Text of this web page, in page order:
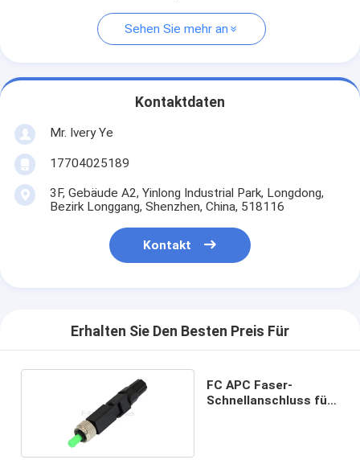
Sehen Sie mehr an
Kontaktdaten
Mr. Ivery Ye
17704025189
3F, Gebäude A2, Yinlong Industrial Park, Longdong,
Bezirk Longgang, Shenzhen, China, 518116
Kontakt
Erhalten Sie Den Besten Preis Für
FC APC Faser-
Schnellanschluss für